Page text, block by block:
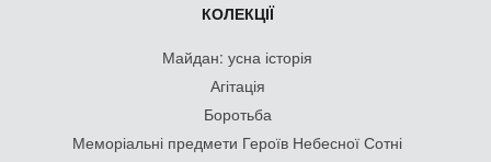
КОЛЕКЦІЇ
Майдан: усна історія
Агітація
Боротьба
Меморіальні предмети Героїв Небесної Сотні